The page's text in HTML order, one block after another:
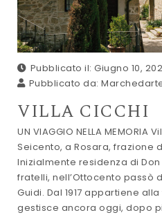
Pubblicato il: Giugno 10,
Pubblicato da:
VILLA CICCHI
UN VIAGGIO NELLA MEMORIA
Seicento, a Rosara, frazione
Inizialmente residenza di
fratelli, nell’Ottocento passò
Guidi. Dal 1917 appartiene
gestisce ancora oggi, dopo